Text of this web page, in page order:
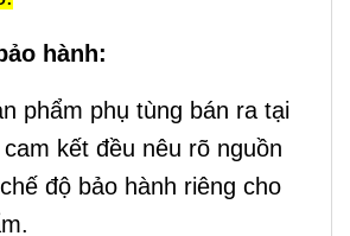
hành:
phẩm phụ tùng bán ra tại
kết đều nêu rõ nguồn
độ bảo hành riêng cho